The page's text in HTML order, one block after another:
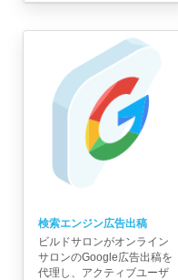
検索エンジン広告出稿
ビルドサロンがオンライン
サロンのGoogle広告出稿を
代理し、アクティブユーザ